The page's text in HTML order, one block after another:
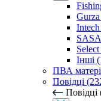
Інші
ПВА
Повідці
Повідці